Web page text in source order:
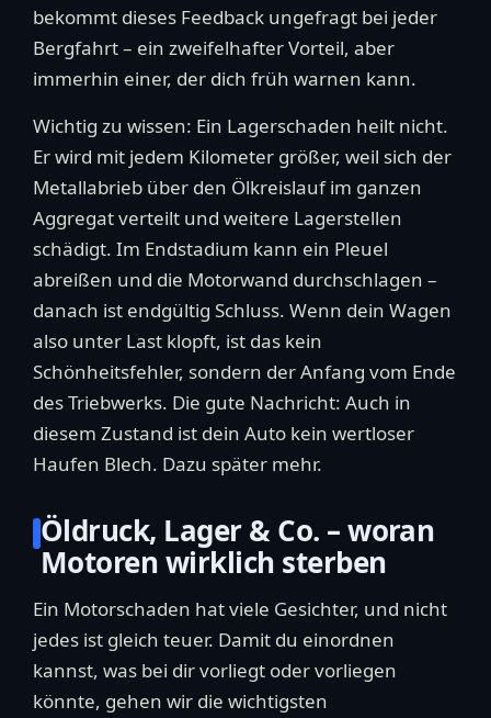
bekommt dieses Feedback ungefragt bei jeder
Bergfahrt – ein zweifelhafter Vorteil, aber
immerhin einer, der dich früh warnen kann.
Wichtig zu wissen: Ein Lagerschaden heilt nicht.
Er wird mit jedem Kilometer größer, weil sich der
Metallabrieb über den Ölkreislauf im ganzen
Aggregat verteilt und weitere Lagerstellen
schädigt. Im Endstadium kann ein Pleuel
abreißen und die Motorwand durchschlagen –
danach ist endgültig Schluss. Wenn dein Wagen
also unter Last klopft, ist das kein
Schönheitsfehler, sondern der Anfang vom Ende
des Triebwerks. Die gute Nachricht: Auch in
diesem Zustand ist dein Auto kein wertloser
Haufen Blech. Dazu später mehr.
Öldruck, Lager & Co. – woran
Motoren wirklich sterben
Ein Motorschaden hat viele Gesichter, und nicht
jedes ist gleich teuer. Damit du einordnen
kannst, was bei dir vorliegt oder vorliegen
könnte, gehen wir die wichtigsten